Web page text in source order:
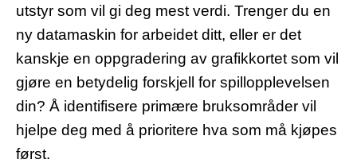
utstyr som vil gi deg mest verdi. Trenger du en
ny datamaskin for arbeidet ditt, eller er det
kanskje en oppgradering av grafikkortet som vil
gjøre en betydelig forskjell for spillopplevelsen
din? Å identifisere primære bruksområder vil
hjelpe deg med å prioritere hva som må kjøpes
først.